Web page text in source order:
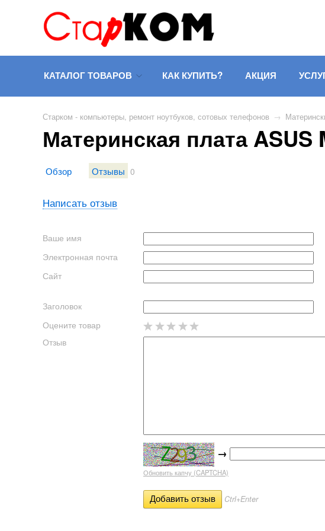
КАТАЛОГ ТОВАРОВ КАК КУПИТЬ? АКЦИЯ
Старком - компьютеры, ремонт ноутбуков, сотовых телефонов →
Материнская плата
Обзор Отзывы 0
Написать отзыв
Ваше имя
Электронная почта
Сайт
Заголовок
Оцените товар
Отзыв
→
Обновить капчу (CAPTCHA)
Ctrl+Enter